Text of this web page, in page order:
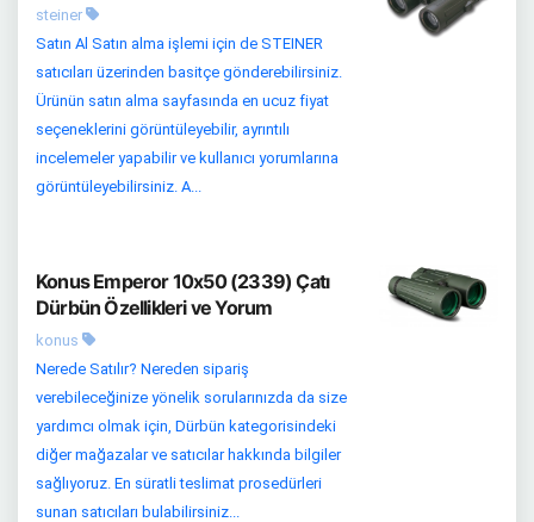
steiner
Satın Al Satın alma işlemi için de STEINER
satıcıları üzerinden basitçe gönderebilirsiniz.
Ürünün satın alma sayfasında en ucuz fiyat
seçeneklerini görüntüleyebilir, ayrıntılı
incelemeler yapabilir ve kullanıcı yorumlarına
görüntüleyebilirsiniz. A...
Konus Emperor 10x50 (2339) Çatı
Dürbün Özellikleri ve Yorum
konus
Nerede Satılır? Nereden sipariş
verebileceğinize yönelik sorularınızda da size
yardımcı olmak için, Dürbün kategorisindeki
diğer mağazalar ve satıcılar hakkında bilgiler
sağlıyoruz. En süratli teslimat prosedürleri
sunan satıcıları bulabilirsiniz...